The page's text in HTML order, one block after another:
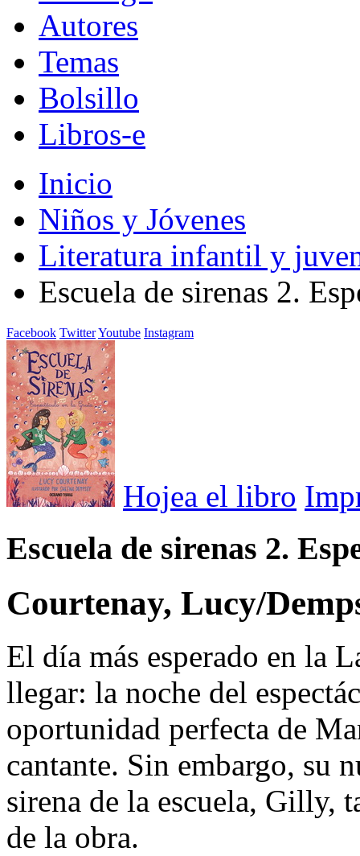
Autores
Temas
Bolsillo
Libros-e
Inicio
Niños y Jóvenes
Literatura infantil y
Escuela de sirenas 2.
Facebook TwitterYoutube Instagram
Hojea el libro
Escuela de sirenas 2.
Courtenay, Lucy/
El día más esperado en la
llegar: la noche del
oportunidad perfecta de
cantante. Sin embargo, su
sirena de la escuela, Gilly,
de la obra.